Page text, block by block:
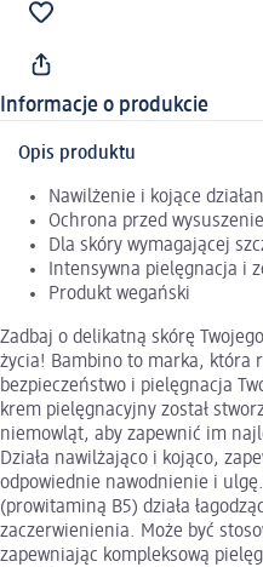
Informacje o produkcie
Opis produktu
Nawilżenie i kojące
Ochrona przed
Dla skóry wymagającej
Intensywna pielęgnacja i
Produkt wegański
Zadbaj o delikatną skórę
życia! Bambino to marka, która
bezpieczeństwo i pielęgnacja
krem pielęgnacyjny został
niemowląt, aby zapewnić im
Działa nawilżająco i kojąco,
odpowiednie nawodnienie i
(prowitaminą B5) działa
zaczerwienienia. Może być
zapewniając kompleksową